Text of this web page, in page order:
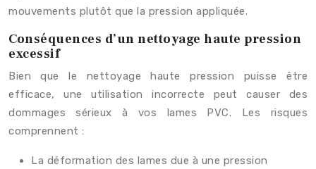
mouvements plutôt que la pression appliquée.
Conséquences d’un nettoyage haute pression
excessif
Bien que le nettoyage haute pression puisse être
efficace, une utilisation incorrecte peut causer des
dommages sérieux à vos lames PVC. Les risques
comprennent :
La déformation des lames due à une pression